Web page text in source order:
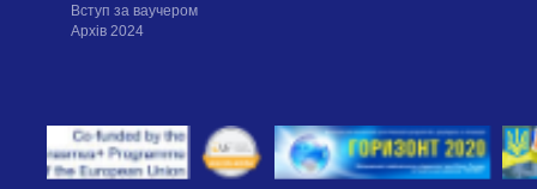
Вступ за ваучером
Архів 2024